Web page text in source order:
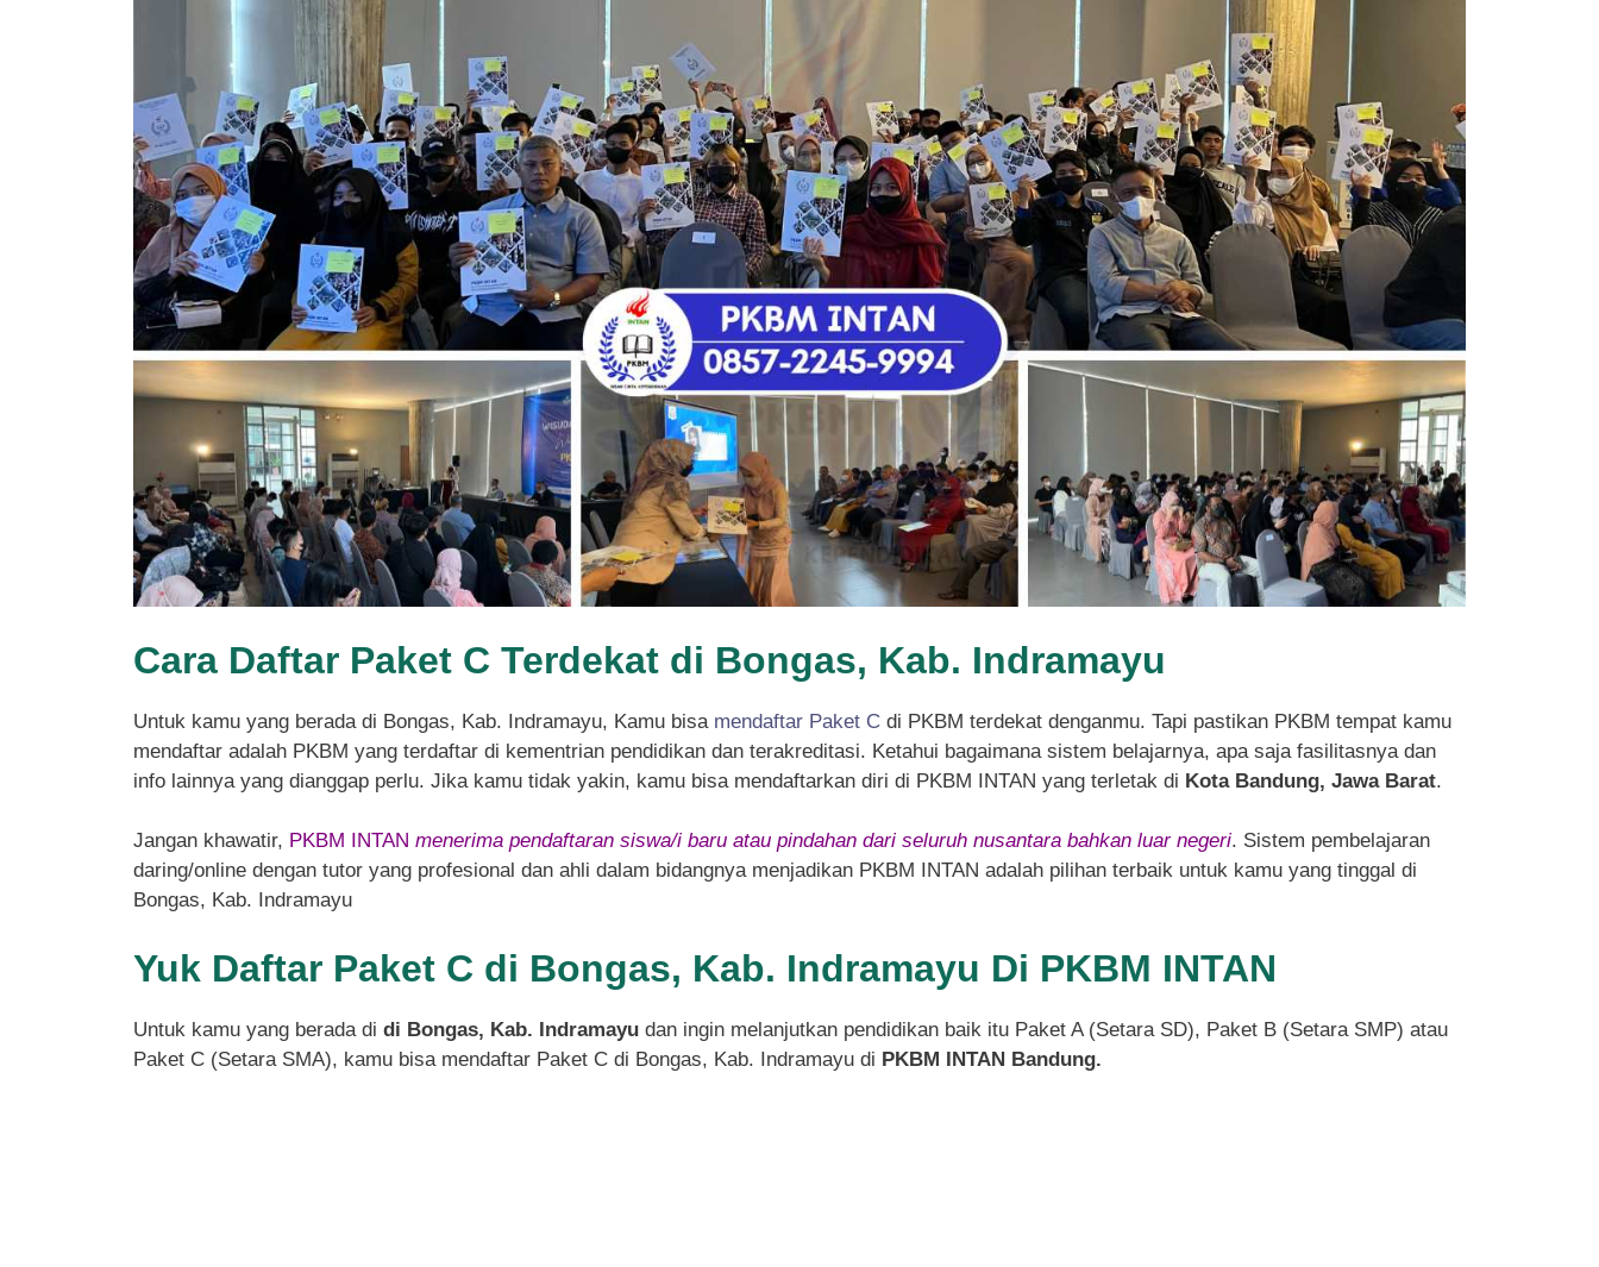
Cara Daftar Paket C Terdekat di Bongas, Kab. Indramayu
Untuk kamu yang berada di Bongas, Kab. Indramayu, Kamu bisa mendaftar Paket C di PKBM terdekat denganmu. Tapi pastikan PKBM tempat kamu
mendaftar adalah PKBM yang terdaftar di kementrian pendidikan dan terakreditasi. Ketahui bagaimana sistem belajarnya, apa saja fasilitasnya dan
info lainnya yang dianggap perlu. Jika kamu tidak yakin, kamu bisa mendaftarkan diri di PKBM INTAN yang terletak di Kota Bandung, Jawa Barat.
Jangan khawatir, PKBM INTAN menerima pendaftaran siswa/i baru atau pindahan dari seluruh nusantara bahkan luar negeri. Sistem pembelajaran
daring/online dengan tutor yang profesional dan ahli dalam bidangnya menjadikan PKBM INTAN adalah pilihan terbaik untuk kamu yang tinggal di
Bongas, Kab. Indramayu
Yuk Daftar Paket C di Bongas, Kab. Indramayu Di PKBM INTAN
Untuk kamu yang berada di di Bongas, Kab. Indramayu dan ingin melanjutkan pendidikan baik itu Paket A (Setara SD), Paket B (Setara SMP) atau
Paket C (Setara SMA), kamu bisa mendaftar Paket C di Bongas, Kab. Indramayu di PKBM INTAN Bandung.